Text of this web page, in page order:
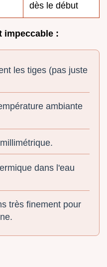
dès le début
impeccable :
les tiges (pas juste
ambiante
dans l'eau
très finement pour